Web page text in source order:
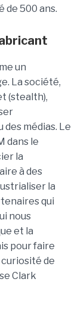
de 500 ans.
un
La société,
(stealth),
médias. Le
dans le
la
à des
la
qui
nous
et la
pour faire
de
Clark